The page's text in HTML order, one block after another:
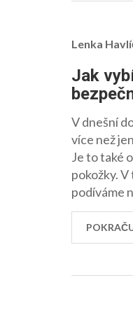
Lenka
Jak
tipy a
V dnešní
více než
Je to také
pokožky.
podíváme
vyvarovat,
proč
nákupu